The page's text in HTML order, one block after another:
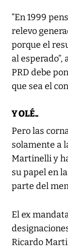
“En 1999
relevo
porque el
al
PRD debe
que sea el
Y OLÉ..
Pero las
solamente a
Martinelli y
su papel en
parte del
El ex
Ricardo